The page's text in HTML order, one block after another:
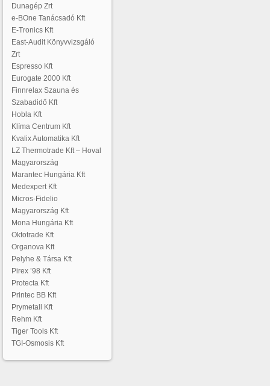
Dunagép Zrt
e-BOne Tanácsadó Kft
E-Tronics Kft
East-Audit Könyvvizsgáló
Zrt
Espresso Kft
Eurogate 2000 Kft
Finnrelax Szauna és
Szabadidő Kft
Hobla Kft
Klíma Centrum Kft
Kvalix Automatika Kft
LZ Thermotrade Kft – Hoval
Magyarország
Marantec Hungária Kft
Medexpert Kft
Micros-Fidelio
Magyarország Kft
Mona Hungária Kft
Oktotrade Kft
Organova Kft
Pelyhe & Társa Kft
Pirex ’98 Kft
Protecta Kft
Printec BB Kft
Prymetall Kft
Rehm Kft
Tiger Tools Kft
TGI-Osmosis Kft